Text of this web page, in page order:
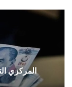
المركزي